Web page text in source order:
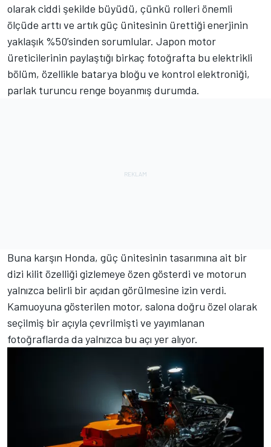
olarak ciddi şekilde büyüdü, çünkü rolleri önemli
ölçüde arttı ve artık güç ünitesinin ürettiği enerjinin
yaklaşık %50’sinden sorumlular. Japon motor
üreticilerinin paylaştığı birkaç fotoğrafta bu elektrikli
bölüm, özellikle batarya bloğu ve kontrol elektroniği,
parlak turuncu renge boyanmış durumda.
Buna karşın Honda, güç ünitesinin tasarımına ait bir
dizi kilit özelliği gizlemeye özen gösterdi ve motorun
yalnızca belirli bir açıdan görülmesine izin verdi.
Kamuoyuna gösterilen motor, salona doğru özel olarak
seçilmiş bir açıyla çevrilmişti ve yayımlanan
fotoğraflarda da yalnızca bu açı yer alıyor.